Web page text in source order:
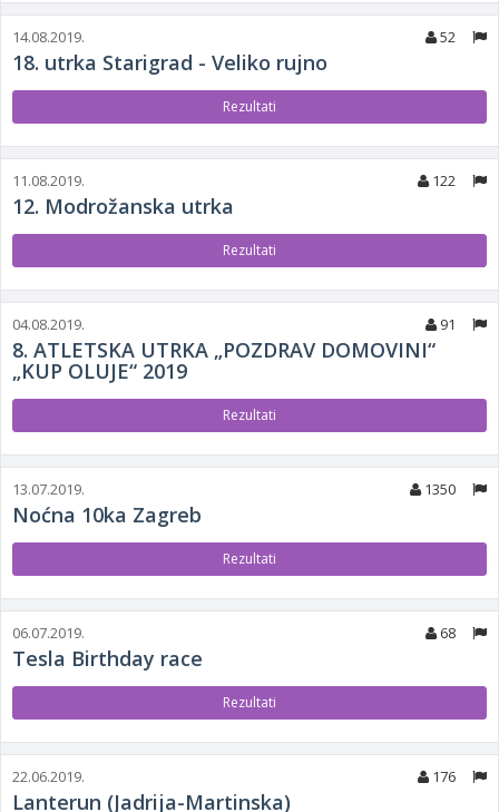
14.08.2019. 52
18. utrka Starigrad - Veliko rujno
Rezultati
11.08.2019. 122
12. Modrožanska utrka
Rezultati
04.08.2019. 91
8. ATLETSKA UTRKA „POZDRAV DOMOVINI“
„KUP OLUJE“ 2019
Rezultati
13.07.2019. 1350
Noćna 10ka Zagreb
Rezultati
06.07.2019. 68
Tesla Birthday race
Rezultati
22.06.2019. 176
Lanterun (Jadrija-Martinska)